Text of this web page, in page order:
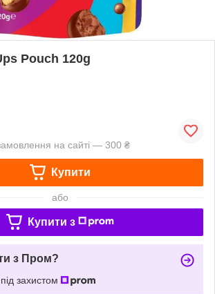
Pouch 120g
на сайті — 300 ₴
Купити
або
Купити з
з Пром?
захистом